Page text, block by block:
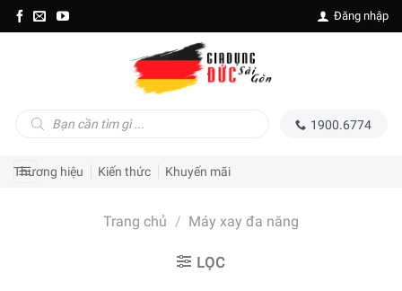
Skip
to
Đăng nhập
kiếm
1900.6774
Thương hiệu Kiến thức Khuyến mãi
Trang chủ / Máy xay đa năng
LỌC